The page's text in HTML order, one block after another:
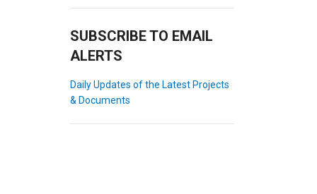
SUBSCRIBE TO EMAIL
ALERTS
Daily Updates of the Latest Projects
& Documents